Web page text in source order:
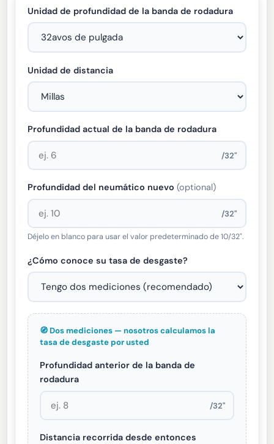
Unidad de profundidad de la banda de rodadura
Unidad de distancia
Profundidad actual de la banda de rodadura
/32"
Profundidad del neumático nuevo(optional)
/32"
Déjelo en blanco para usar el valor predeterminado de 10/32".
¿Cómo conoce su tasa de desgaste?
🧭 Dos mediciones — nosotros calculamos la
tasa de desgaste por usted
Profundidad anterior de la banda de
rodadura
/32"
Distancia recorrida desde entonces